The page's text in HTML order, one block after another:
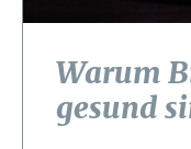
Warum
gesund